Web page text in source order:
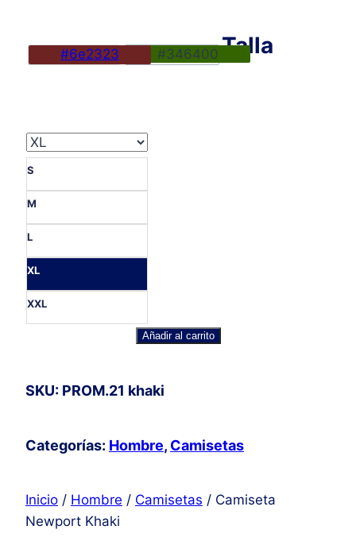
#6e2323 #346400 Talla
S
M
L
XL
XXL
Camiseta
cantidad
Añadir al carrito
SKU: PROM.21 khaki
Categorías: Hombre, Camisetas
Inicio / Hombre / Camisetas / Camiseta
Newport Khaki